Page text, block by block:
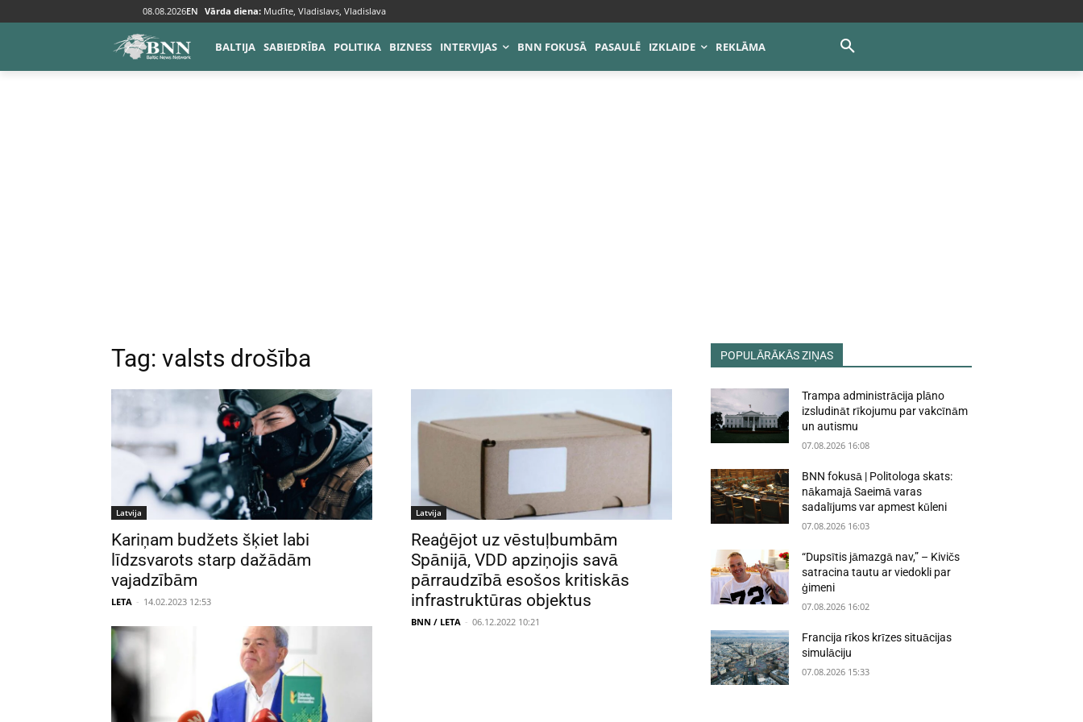
08.08.2026EN Vārda diena: Mudīte, Vladislavs, Vladislava
BALTIJA SABIEDRĪBA POLITIKA BIZNESS INTERVIJAS BNN FOKUSĀ PASAULĒ IZKLAIDE REKLĀMA
Tags Valsts drošība
Tag: valsts drošība
Latvija
Kariņam budžets šķiet labi
līdzsvarots starp dažādām
vajadzībām
LETA - 14.02.2023 12:53
Latvija
Reaģējot uz vēstuļbumbām
Spānijā, VDD apziņojis savā
pārraudzībā esošos kritiskās
infrastruktūras objektus
BNN / LETA - 06.12.2022 10:21
POPULĀRĀKĀS ZIŅAS
Trampa administrācija plāno
izsludināt rīkojumu par vakcīnām
un autismu
07.08.2026 16:08
BNN fokusā | Politologa skats:
nākamajā Saeimā varas
sadalījums var apmest kūleni
07.08.2026 16:03
“Dupsītis jāmazgā nav,” – Kivičs
satracina tautu ar viedokli par
ģimeni
07.08.2026 16:02
Francija rīkos krīzes situācijas
simulāciju
07.08.2026 15:33